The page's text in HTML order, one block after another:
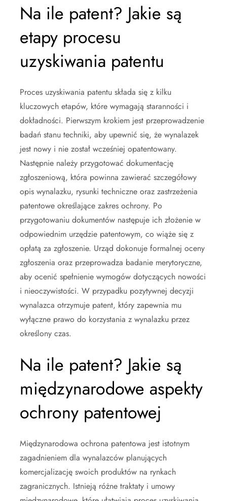
Na ile patent? Jakie są
etapy procesu
uzyskiwania patentu
Proces uzyskiwania patentu składa się z kilku
kluczowych etapów, które wymagają staranności i
dokładności. Pierwszym krokiem jest przeprowadzenie
badań stanu techniki, aby upewnić się, że wynalazek
jest nowy i nie został wcześniej opatentowany.
Następnie należy przygotować dokumentację
zgłoszeniową, która powinna zawierać szczegółowy
opis wynalazku, rysunki techniczne oraz zastrzeżenia
patentowe określające zakres ochrony. Po
przygotowaniu dokumentów następuje ich złożenie w
odpowiednim urzędzie patentowym, co wiąże się z
opłatą za zgłoszenie. Urząd dokonuje formalnej oceny
zgłoszenia oraz przeprowadza badanie merytoryczne,
aby ocenić spełnienie wymogów dotyczących nowości
i nieoczywistości. W przypadku pozytywnej decyzji
wynalazca otrzymuje patent, który zapewnia mu
wyłączne prawo do korzystania z wynalazku przez
określony czas.
Na ile patent? Jakie są
międzynarodowe aspekty
ochrony patentowej
Międzynarodowa ochrona patentowa jest istotnym
zagadnieniem dla wynalazców planujących
komercjalizację swoich produktów na rynkach
zagranicznych. Istnieją różne traktaty i umowy